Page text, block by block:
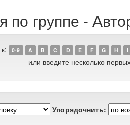
по группе -
0-9 A B C D E F G H I
или введите несколько
Упорядочнить: